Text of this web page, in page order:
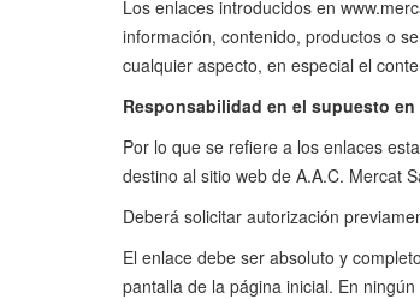
Los enlaces introducidos en
información, contenido, productos o
cualquier aspecto, en especial el
Responsabilidad en el supuesto
Por lo que se refiere a los enlaces
destino al sitio web de A.A.C. Mercat
Deberá solicitar autorización
El enlace debe ser absoluto y
pantalla de la página inicial. En